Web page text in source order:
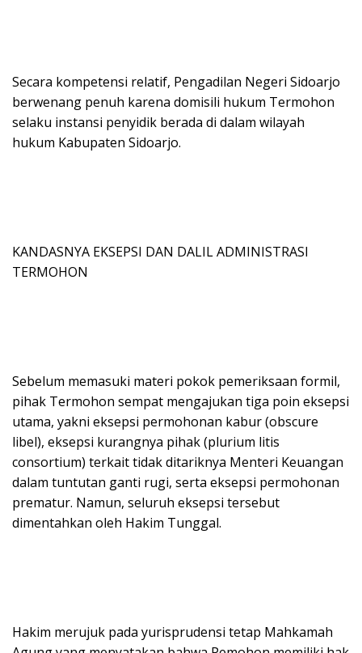
Secara kompetensi relatif, Pengadilan Negeri Sidoarjo
berwenang penuh karena domisili hukum Termohon
selaku instansi penyidik berada di dalam wilayah
hukum Kabupaten Sidoarjo.
KANDASNYA EKSEPSI DAN DALIL ADMINISTRASI
TERMOHON
Sebelum memasuki materi pokok pemeriksaan formil,
pihak Termohon sempat mengajukan tiga poin eksepsi
utama, yakni eksepsi permohonan kabur (obscure
libel), eksepsi kurangnya pihak (plurium litis
consortium) terkait tidak ditariknya Menteri Keuangan
dalam tuntutan ganti rugi, serta eksepsi permohonan
prematur. Namun, seluruh eksepsi tersebut
dimentahkan oleh Hakim Tunggal.
Hakim merujuk pada yurisprudensi tetap Mahkamah